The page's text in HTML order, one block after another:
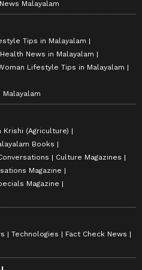
Malayalam
Tips in Malayalam
Health News in Malayalam
Lifestyle Tips in Malayalam
Krishi (Agriculture)
Books
Culture Magazines
Magazine
Magazine
Technologies
Fact Check News